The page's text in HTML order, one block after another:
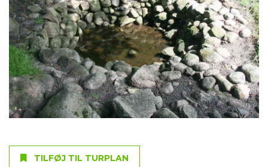
TILFØJ TIL TURPLAN